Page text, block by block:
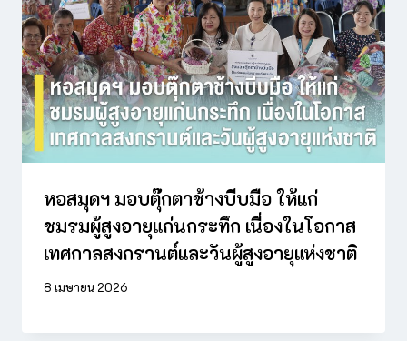
หอสมุดฯ มอบตุ๊กตาช้างบีบมือ ให้แก่
ชมรมผู้สูงอายุแก่นกระทึก เนื่องในโอกาส
เทศกาลสงกรานต์และวันผู้สูงอายุแห่งชาติ
8 เมษายน 2026